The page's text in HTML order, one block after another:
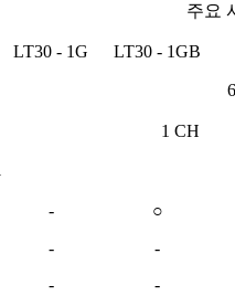
주요
LT30 - 1G LT30 - 1GB
1 CH
-
○
-
-
- -